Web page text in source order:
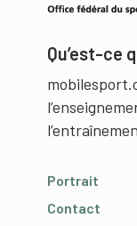
Qu’est-ce
Portrait
Contact